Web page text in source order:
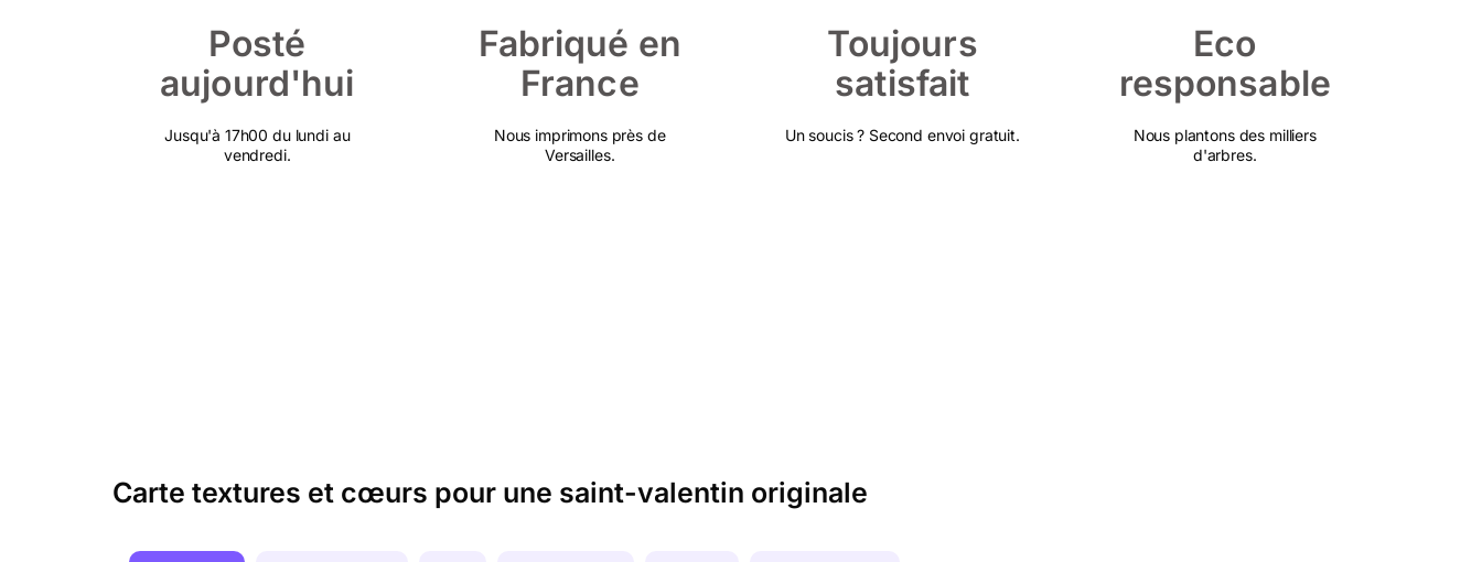
Posté
aujourd'hui
Jusqu'à 17h00 du lundi au
vendredi.
Fabriqué en
France
Nous imprimons près de
Versailles.
Toujours
satisfait
Un soucis ? Second envoi gratuit.
Eco
responsable
Nous plantons des milliers
d'arbres.
Carte textures et cœurs pour une saint-valentin originale